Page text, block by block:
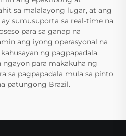
sa malalayong lugar, at ang
sumusuporta sa real-time na
para sa ganap na
ang iyong operasyonal na
ng pagpapadala.
para makakuha ng
sa pagpapadala mula sa pinto
patungong Brazil.